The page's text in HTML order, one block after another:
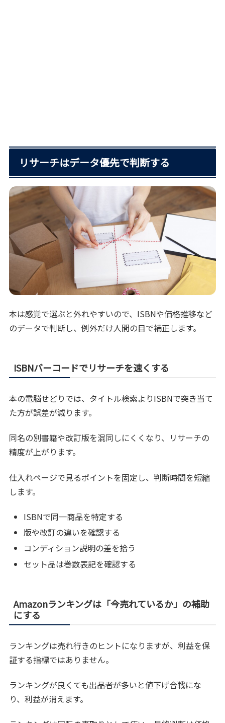
リサーチはデータ優先で判断する
本は感覚で選ぶと外れやすいので、ISBNや価格推移など
のデータで判断し、例外だけ人間の目で補正します。
ISBNバーコードでリサーチを速くする
本の電脳せどりでは、タイトル検索よりISBNで突き当て
た方が誤差が減ります。
同名の別書籍や改訂版を混同しにくくなり、リサーチの
精度が上がります。
仕入れページで見るポイントを固定し、判断時間を短縮
します。
ISBNで同一商品を特定する
版や改訂の違いを確認する
コンディション説明の差を拾う
セット品は巻数表記を確認する
Amazonランキングは「今売れているか」の補助
にする
ランキングは売れ行きのヒントになりますが、利益を保
証する指標ではありません。
ランキングが良くても出品者が多いと値下げ合戦にな
り、利益が消えます。